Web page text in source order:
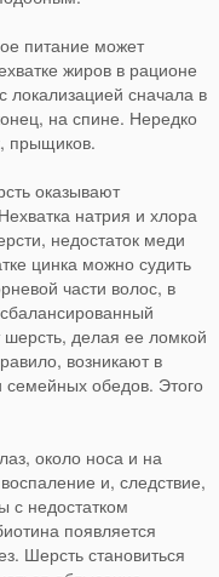
питание может
жиров в рационе
сначала в
на спине. Нередко
прыщиков.
оказывают
натрия и хлора
недостаток меди
цинка можно судить
части волос, в
делая ее ломкой
возникают в
семейных обедов. Этого
около носа и на
и, следствие,
с недостатком
появляется
Шерсть становиться